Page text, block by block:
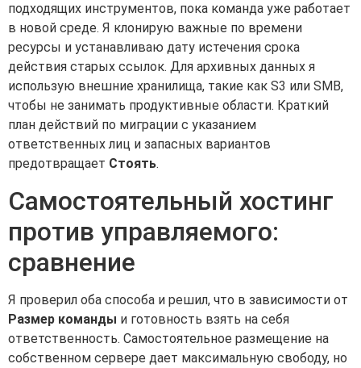
подходящих инструментов, пока команда уже работает
в новой среде. Я клонирую важные по времени
ресурсы и устанавливаю дату истечения срока
действия старых ссылок. Для архивных данных я
использую внешние хранилища, такие как S3 или SMB,
чтобы не занимать продуктивные области. Краткий
план действий по миграции с указанием
ответственных лиц и запасных вариантов
предотвращает Стоять.
Самостоятельный хостинг
против управляемого:
сравнение
Я проверил оба способа и решил, что в зависимости от
Размер команды и готовность взять на себя
ответственность. Самостоятельное размещение на
собственном сервере дает максимальную свободу, но